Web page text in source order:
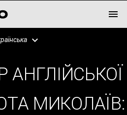
АНГЛІЙСЬКОЇ
МИКОЛАЇВ: